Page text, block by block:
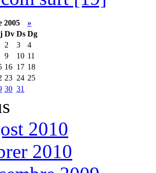
2005
»
Dv Ds Dg
2 3
4
9 10 11
16 17 18
23 24 25
30 31
2010
2010